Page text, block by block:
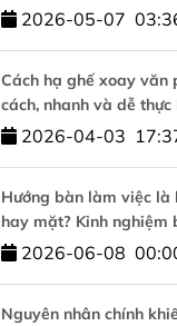
Đơn Giản
2026-05-07
Cách hạ ghế xoay văn
cách, nhanh và dễ thực
2026-04-03
Hướng bàn làm việc là
hay mặt? Kinh nghiệm
làm việc hợp phong
2026-06-08
Nguyên nhân chính